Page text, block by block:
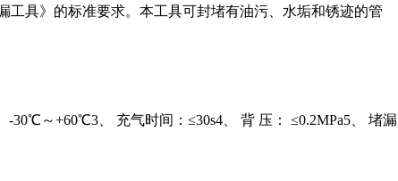
工具》的标准要求。本工具可封堵有油污、水垢和锈迹的管
30℃～+60℃3、 充气时间：≤30s4、 背 压： ≤0.2MPa5、 堵漏